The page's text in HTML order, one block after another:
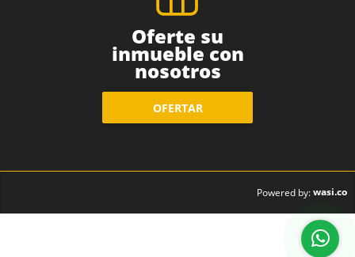
Oferte su
inmueble con
nosotros
OFERTAR
Powered by:wasi.co